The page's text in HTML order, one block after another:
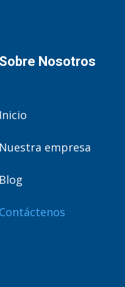
Sobre Nosotros
Inicio
Nuestra empresa
Blog
Contáctenos